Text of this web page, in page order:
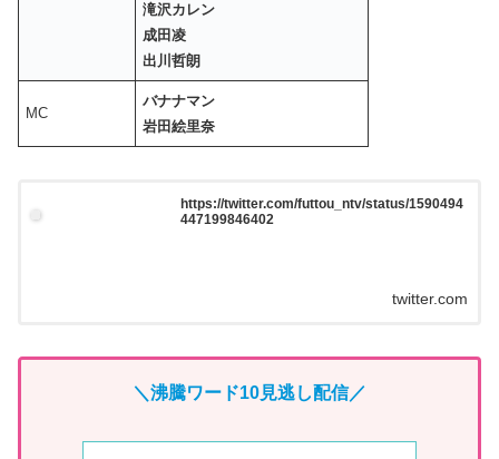
滝沢カレン
成田凌
出川哲朗
MC
バナナマン
岩田絵里奈
https://twitter.com/futtou_ntv/status/1590494
447199846402
twitter.com
＼ 沸騰ワード10見逃し配信／